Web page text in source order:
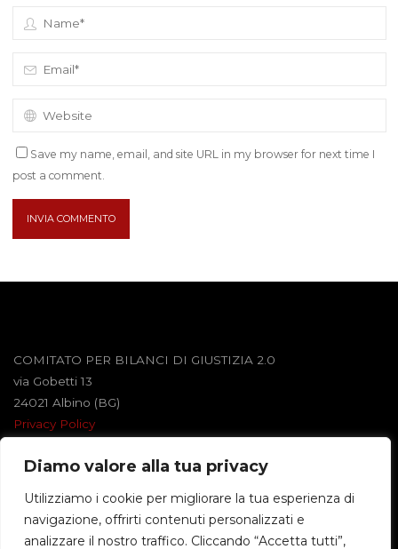
Diamo valore alla tua privacy
Utilizziamo i cookie per migliorare la tua esperienza di
navigazione, offrirti contenuti personalizzati e
analizzare il nostro traffico. Cliccando “Accetta tutti”,
Save my name, email, and site URL in my browser for next time I
post a comment.
COMITATO PER BILANCI DI GIUSTIZIA 2.0
via Gobetti 13
24021 Albino (BG)
Privacy Policy
©2026 BILANCI DI GIUSTIZIA